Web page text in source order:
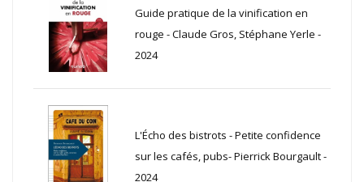
Guide pratique de la vinification en
rouge - Claude Gros, Stéphane Yerle -
2024
L'Écho des bistrots - Petite confidence
sur les cafés, pubs- Pierrick Bourgault -
2024